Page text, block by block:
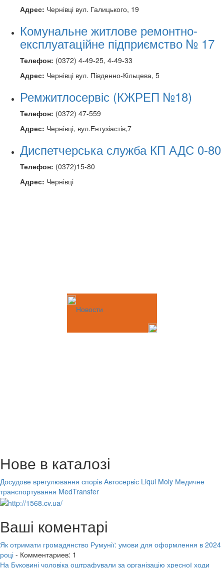
Адрес: Чернівці вул. Галицького, 19
Комунальне житлове ремонтно-
експлуатаційне підприємство № 17
Телефон: (0372) 4-49-25, 4-49-33
Адрес: Чернівці вул. Південно-Кільцева, 5
Ремжитлосервіс (КЖРЕП №18)
Телефон: (0372) 47-559
Адрес: Чернівці, вул.Ентузіастів,7
Диспетчерська служба КП АДС 0-80
Телефон: (0372)15-80
Адрес: Чернівці
Новости
Нове в каталозі
Досудове врегулювання спорів Автосервіс Liqui Moly Медичне
транспортування MedTransfer
Ваші коментарі
Як отримати громадянство Румунії: умови для оформлення в 2024
році - Комментариев: 1
На Буковині чоловіка оштрафували за організацію хресної ходи